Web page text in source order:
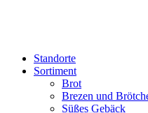
Standorte
Sortiment
Brot
Brezen und
Süßes Gebäck